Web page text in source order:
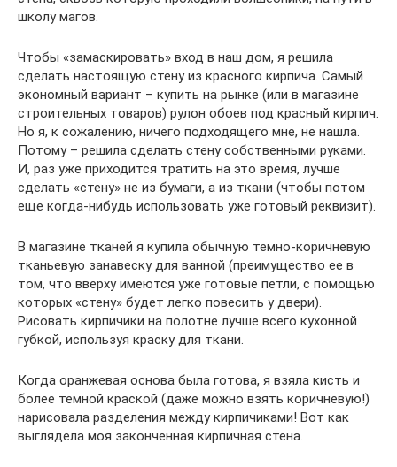
школу магов.
Чтобы «замаскировать» вход в наш дом, я решила
сделать настоящую стену из красного кирпича. Самый
экономный вариант – купить на рынке (или в магазине
строительных товаров) рулон обоев под красный кирпич.
Но я, к сожалению, ничего подходящего мне, не нашла.
Потому – решила сделать стену собственными руками.
И, раз уже приходится тратить на это время, лучше
сделать «стену» не из бумаги, а из ткани (чтобы потом
еще когда-нибудь использовать уже готовый реквизит).
В магазине тканей я купила обычную темно-коричневую
тканьевую занавеску для ванной (преимущество ее в
том, что вверху имеются уже готовые петли, с помощью
которых «стену» будет легко повесить у двери).
Рисовать кирпичики на полотне лучше всего кухонной
губкой, используя краску для ткани.
Когда оранжевая основа была готова, я взяла кисть и
более темной краской (даже можно взять коричневую!)
нарисовала разделения между кирпичиками! Вот как
выглядела моя законченная кирпичная стена.